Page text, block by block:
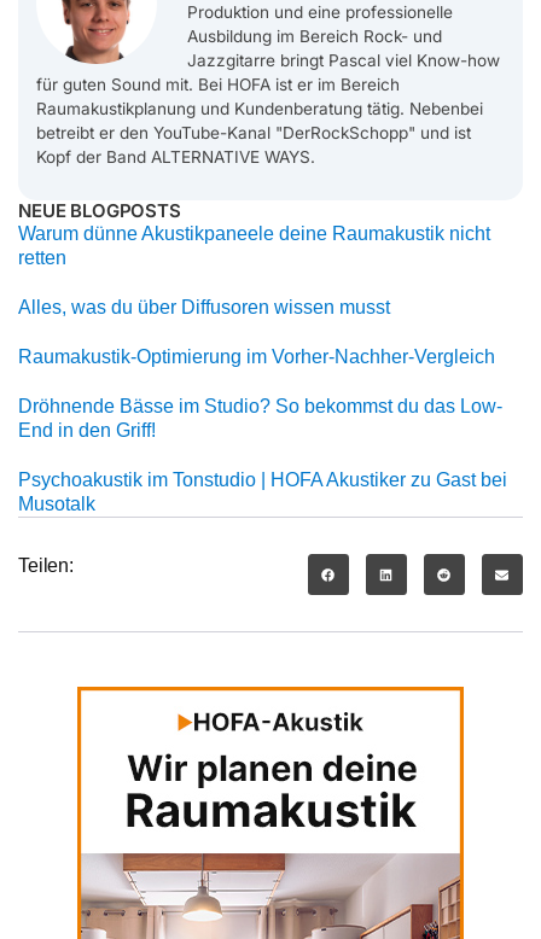
Produktion und eine professionelle
Ausbildung im Bereich Rock- und
Jazzgitarre bringt Pascal viel Know-how
für guten Sound mit. Bei HOFA ist er im Bereich
Raumakustikplanung und Kundenberatung tätig. Nebenbei
betreibt er den YouTube-Kanal "DerRockSchopp" und ist
Kopf der Band ALTERNATIVE WAYS.
NEUE BLOGPOSTS
Warum dünne Akustikpaneele deine Raumakustik nicht
retten
Alles, was du über Diffusoren wissen musst
Raumakustik-Optimierung im Vorher-Nachher-Vergleich
Dröhnende Bässe im Studio? So bekommst du das Low-
End in den Griff!
Psychoakustik im Tonstudio | HOFA Akustiker zu Gast bei
Musotalk
Teilen: